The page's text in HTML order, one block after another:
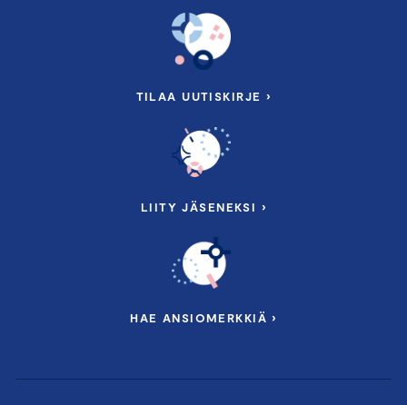
TILAA UUTISKIRJE ›
LIITY JÄSENEKSI ›
HAE ANSIOMERKKIÄ ›